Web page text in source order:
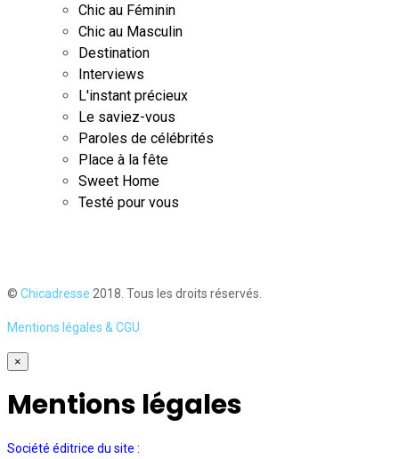
Chic au Féminin
Chic au Masculin
Destination
Interviews
L'instant précieux
Le saviez-vous
Paroles de célébrités
Place à la fête
Sweet Home
Testé pour vous
© Chicadresse 2018. Tous les droits réservés.
Mentions légales & CGU
×
Mentions légales
Société éditrice du site :